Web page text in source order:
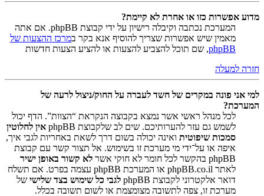
מדוע אפשרות כזו או אחרת לא קיימת?
המערכת נכתבה וקיבלה רישיון על ידי קבוצת phpBB. אם אתה
מאמין שיש אפשרות שצריך להוסיף אנא בקר במרכז ההצעות של
phpBB, שם תוכל להצביע להצעות או להציע הצעות חדשות
חזרה למעלה
למי אני פונה במקרים של חשד לעברה על החוק/ניצול לרעה של
המערכת?
לכל מנהל ראשי אשר נמצא בקבוצה הנקראת “הצוות”. הדף יכול
לשמש גם עזר להערותיכם. שים לב שלקבוצת phpBB
אין לחלוטין
סמכות שיפוטית ואינה יכולה בשום דרך לשאת באחריות לגבי איך,
איפה או על־ידי מי מערכת זו בשימוש. אל תצור קשר עם קבוצת
phpBB בהקשר לכל חומר לא חוקי אשר
לא קשור באופן ישיר
לאתר phpBB.co.il או המערכת phpBB עצמה בפרט. אם תשלח
דואר אלקטרוני לקבוצת phpBB
לגבי כל שימוש בצד שלישי של
מערכת זו, צפה לתשובה מצומצמת או לשום תשובה בכלל.